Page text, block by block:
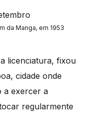
da Manga, em 1953
licenciatura, fixou
cidade onde
a exercer a
regularmente